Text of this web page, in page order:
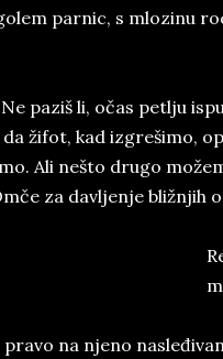
parnic, s mlozinu
paziš li, očas petlju
žifot, kad izgrešimo,
Ali nešto drugo
za davljenje bližnjih
na njeno